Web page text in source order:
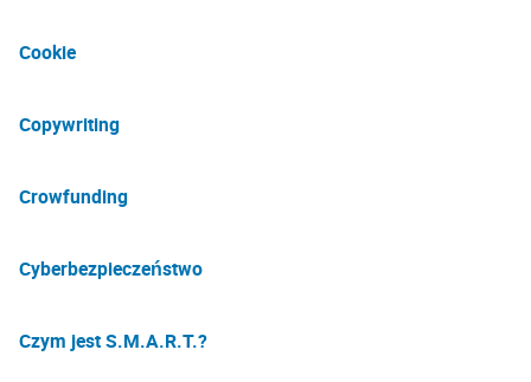
Cookie
Copywriting
Crowfunding
Cyberbezpieczeństwo
Czym jest S.M.A.R.T.?